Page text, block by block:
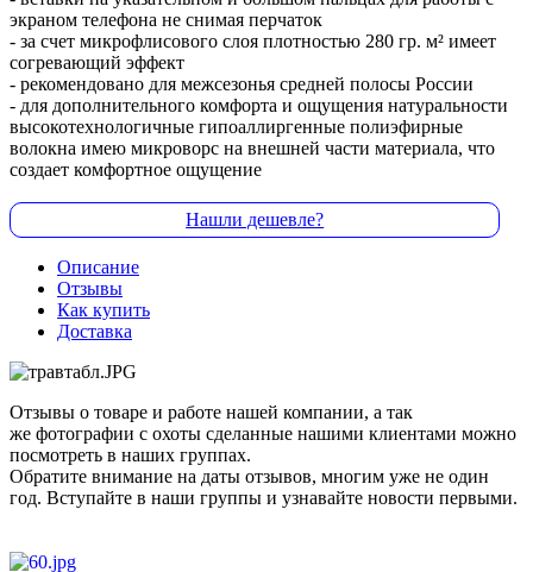
экраном телефона не снимая перчаток
- за счет микрофлисового слоя плотностью 280 гр. м² имеет
согревающий эффект
- рекомендовано для межсезонья средней полосы России
- для дополнительного комфорта и ощущения натуральности
высокотехнологичные гипоаллиргенные полиэфирные
волокна имею микроворс на внешней части материала, что
создает комфортное ощущение
Нашли дешевле?
Описание
Отзывы
Как купить
Доставка
Отзывы о товаре и работе нашей компании, а так
же фотографии с охоты сделанные нашими клиентами можно
посмотреть в наших группах.
Обратите внимание на даты отзывов, многим уже не один
год. Вступайте в наши группы и узнавайте новости первыми.